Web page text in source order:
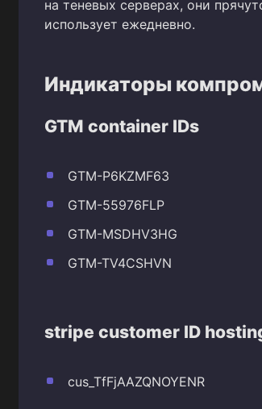
на теневых серверах, они
использует ежедневно.
Индикаторы
GTM container IDs
GTM-P6KZMF63
GTM-55976FLP
GTM-MSDHV3HG
GTM-TV4CSHVN
stripe customer ID
cus_TfFjAAZQNOYENR